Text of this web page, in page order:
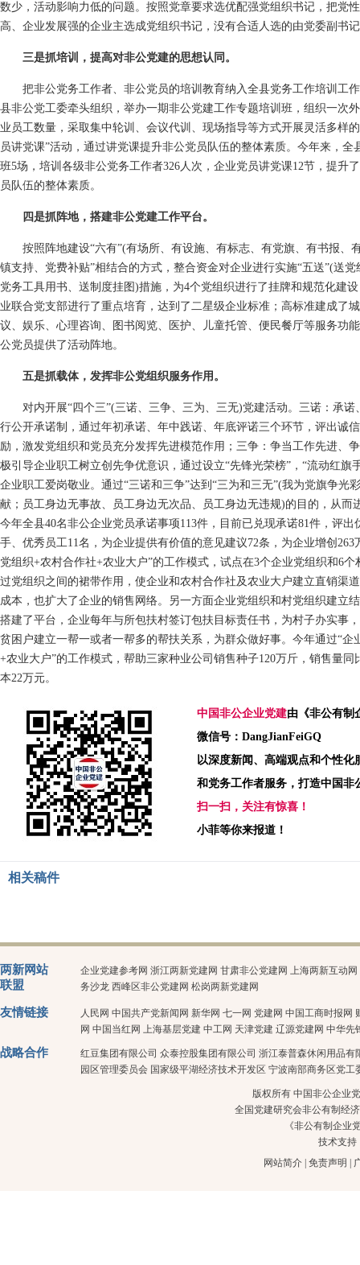
数少，活动影响力低的问题。按照党章要求选优配强党组织书记，把党
高、企业发展强的企业主选成党组织书记，没有合适人选的由党委副书
三是抓培训，提高对非公党建的思想认同。
把非公党务工作者、非公党员的培训教育纳入全县党务工作培训工
县非公党工委牵头组织，举办一期非公党建工作专题培训班，组织一次
业员工数量，采取集中轮训、会议代训、现场指导等方式开展灵活多样
员讲党课”活动，通过讲党课提升非公党员队伍的整体素质。今年来，
班5场，培训各级非公党务工作者326人次，企业党员讲党课12节，提升
员队伍的整体素质。
四是抓阵地，搭建非公党建工作平台。
按照阵地建设“六有”(有场所、有设施、有标志、有党旗、有书报、
镇支持、党费补贴”相结合的方式，整合资金对企业进行实施“五送”(送
党务工具用书、送制度挂图)措施，为4个党组织进行了挂牌和规范化建
业联合党支部进行了重点培育，达到了二星级企业标准；高标准建成了
议、娱乐、心理咨询、图书阅览、医护、儿童托管、便民餐厅等服务功
公党员提供了活动阵地。
五是抓载体，发挥非公党组织服务作用。
对内开展“四个三”(三诺、三争、三为、三无)党建活动。三诺：承诺
行公开承诺制，通过年初承诺、年中践诺、年底评诺三个环节，评出诚
励，激发党组织和党员充分发挥先进模范作用；三争：争当工作先进、
极引导企业职工树立创先争优意识，通过设立“先锋光荣榜”，“流动红旗
企业职工爱岗敬业。通过“三诺和三争”达到“三为和三无”(我为党旗争光
献；员工身边无事故、员工身边无次品、员工身边无违规)的目的，从而
今年全县40名非公企业党员承诺事项113件，目前已兑现承诺81件，评
手、优秀员工11名，为企业提供有价值的意见建议72条，为企业增创
党组织+农村合作社+农业大户”的工作模式，试点在3个企业党组织和6
过党组织之间的裙带作用，使企业和农村合作社及农业大户建立直销渠
成本，也扩大了企业的销售网络。另一方面企业党组织和村党组织建立
搭建了平台，企业每年与所包扶村签订包扶目标责任书，为村子办实事
贫困户建立一帮一或者一帮多的帮扶关系，为群众做好事。今年通过“企
+农业大户”的工作模式，帮助三家种业公司销售种子120万斤，销售量同
本22万元。
中国非公企业党建由《非公有制
微信号：DangJianFeiGQ
以深度新闻、高端观点和个性化
和党务工作者服务，打造中国非
扫一扫，关注有惊喜！
小菲等你来报道！
相关稿件
两新网站
联盟
企业党建参考网 浙江两新党建网 甘肃非公党建网 上海两新互动网
务沙龙 西峰区非公党建网 松岗两新党建网
友情链接 人民网 中国共产党新闻网 新华网 七一网 党建网 中国工商时报网
网 中国当红网 上海基层党建 中工网 天津党建 辽源党建网 中华先
战略合作 红豆集团有限公司 众泰控股集团有限公司 浙江泰普森休闲用品有
园区管理委员会 国家级平湖经济技术开发区 宁波南部商务区党工
版权所有 中国非公企业
全国党建研究会非公有制经
《非公有制企
技术支持
网站简介 免责声明